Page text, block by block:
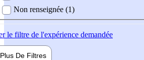
Non renseignée (1)
le filtre de l'expérience demandée
Plus De Filtres